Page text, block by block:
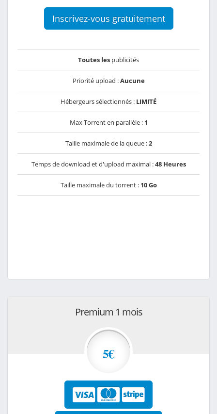
Inscrivez-vous gratuitement
Toutes les publicités
Priorité upload :Aucune
Hébergeurs sélectionnés : LIMITÉ
Max Torrent en parallèle : 1
Taille maximale de la queue :2
Temps de download et d'upload maximal :48 Heures
Taille maximale du torrent : 10 Go
Premium 1 mois
5€